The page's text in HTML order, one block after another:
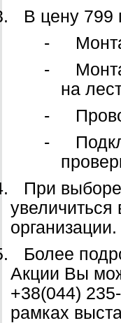
В цену 799
-
-
на
-
-
При
увеличиться
организации.
Более
Акции Вы
+38(044)
рамках